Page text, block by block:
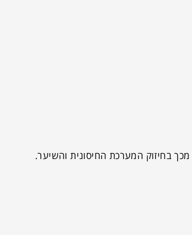
מכך בחיזוק המערכת החיסונית והשיער.